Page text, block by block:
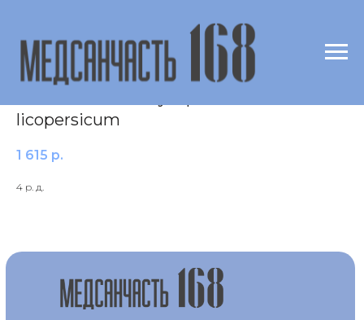
IgE к аллергену f25
licopersicum
1 615 р.
4 р. д.